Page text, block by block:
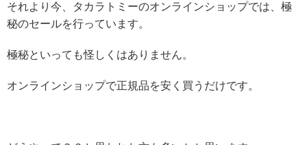
それより今、タカラトミーのオンラインショップでは、極
秘のセールを行っています。
極秘といっても怪しくはありません。
オンラインショップで正規品を安く買うだけです。